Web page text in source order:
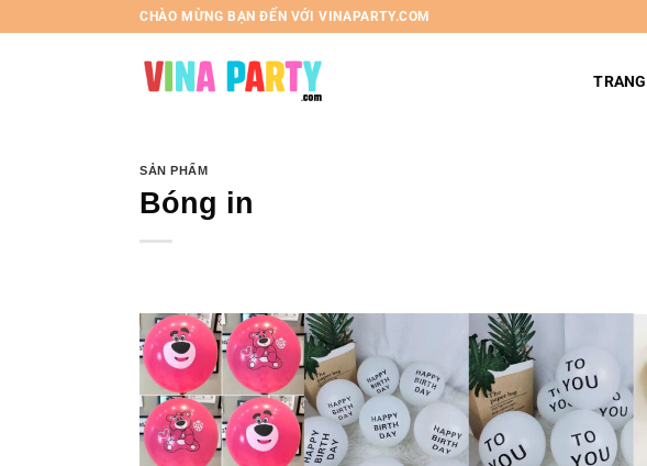
đến
CHÀO MỪNG BẠN ĐẾN VỚI VINAPARTY.COM
SẢN PHẨM
Bóng in